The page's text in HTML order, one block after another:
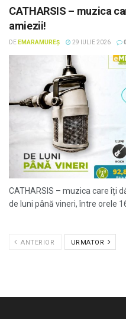
CATHARSIS – muzica
amiezii!
DE EMARAMUREȘ 29 IULIE 2026 0
CATHARSIS – muzica care îți
de luni până vineri, între orele
ANTERIOR URMATOR